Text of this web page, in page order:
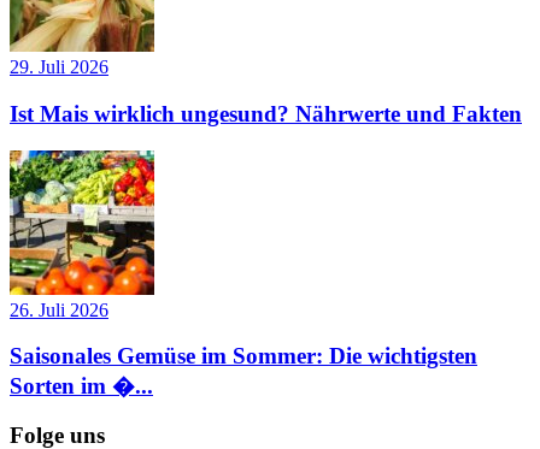
29. Juli 2026
Ist Mais wirklich ungesund? Nährwerte und Fakten
26. Juli 2026
Saisonales Gemüse im Sommer: Die wichtigsten
Sorten im �...
Folge uns